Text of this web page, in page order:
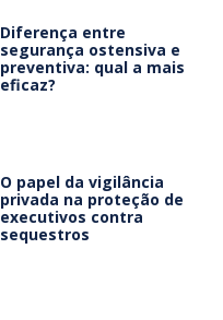
Diferença entre
segurança ostensiva e
preventiva: qual a mais
eficaz?
O papel da vigilância
privada na proteção de
executivos contra
sequestros